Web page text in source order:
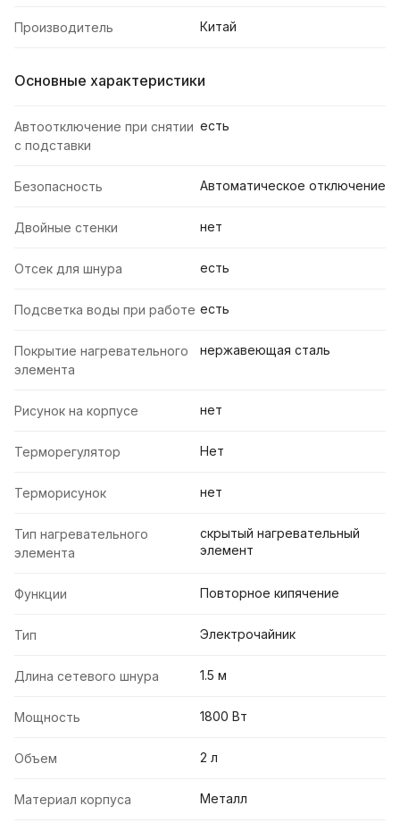
Производитель Китай
Основные характеристики
Автоотключение при снятии
с подставки
есть
Безопасность Автоматическое отключение
Двойные стенки нет
Отсек для шнура есть
Подсветка воды при работе есть
Покрытие нагревательного
элемента
нержавеющая сталь
Рисунок на корпусе нет
Терморегулятор Нет
Терморисунок нет
Тип нагревательного
элемента
скрытый нагревательный
элемент
Функции Повторное кипячение
Тип Электрочайник
Длина сетевого шнура 1.5 м
Мощность 1800 Вт
Объем 2 л
Материал корпуса Металл